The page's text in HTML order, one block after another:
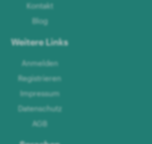
Kontakt
Blog
Weitere Links
Anmelden
Registrieren
Impressum
Datenschutz
AGB